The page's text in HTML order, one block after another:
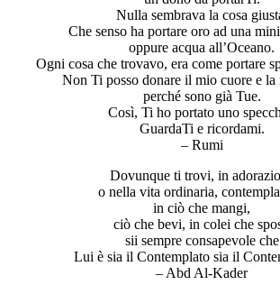
Nulla sembrava la cosa
Che senso ha portare oro ad una
oppure acqua all’Oceano.
Ogni cosa che trovavo, era come portare
Non Ti posso donare il mio cuore e la
perché sono già Tue.
Così, Ti ho portato uno
GuardaTi e ricordami.
– Rumi
Dovunque ti trovi, in
o nella vita ordinaria,
in ciò che mangi,
ciò che bevi, in colei che
sii sempre consapevole che
Lui è sia il Contemplato sia il
– Abd Al-Kader